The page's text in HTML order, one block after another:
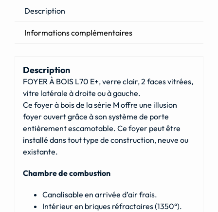
Description
Informations complémentaires
Description
FOYER À BOIS L70 E+, verre clair, 2 faces vitrées,
vitre latérale à droite ou à gauche.
Ce foyer à bois de la série M offre une illusion
foyer ouvert grâce à son système de porte
entièrement escamotable. Ce foyer peut être
installé dans tout type de construction, neuve ou
existante.
Chambre de combustion
Canalisable en arrivée d’air frais.
Intérieur en briques réfractaires (1350°).